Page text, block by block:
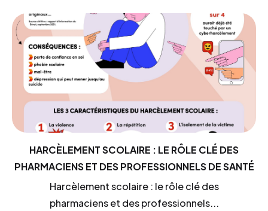
HARCÈLEMENT SCOLAIRE : LE RÔLE CLÉ DES
PHARMACIENS ET DES PROFESSIONNELS DE SANTÉ
Harcèlement scolaire : le rôle clé des
pharmaciens et des professionnels...